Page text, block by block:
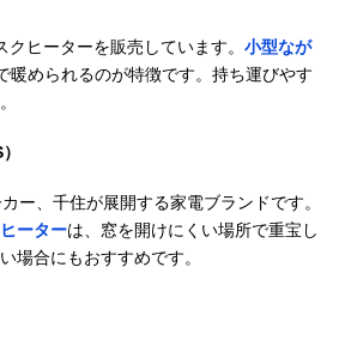
ヒーターを販売しています。 小型なが
暖められるのが特徴です。持ち運びやす
ー、千住が展開する家電ブランドです。
ーターは、窓を開けにくい場所で重宝し
場合にもおすすめです。